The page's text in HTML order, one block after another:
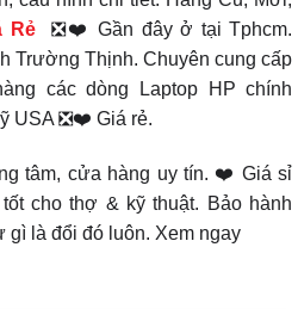
Rẻ❎❤️ Gần đây ở tại Tphcm.
Trường Thịnh. Chuyên cung cấp
các dòng Laptop HP chính
USA ❎❤️ Giá rẻ.
tâm, cửa hàng uy tín. ❤️ Giá sỉ
cho thợ & kỹ thuật. Bảo hành
gì là đổi đó luôn. Xem ngay